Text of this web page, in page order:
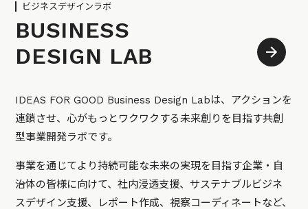
ビジネスデザインラボ
BUSINESS
DESIGN LAB
IDEAS FOR GOOD Business Design Labは、アクションを
連鎖させ、心がもっとワクワクする未来創りを目指す共創
型事業開発ラボです。
事業を通じてより持続可能な未来の実現を目指す企業・自
治体の皆様に向けて、社内浸透支援、サステナブルビジネ
スデザイン支援、レポート作成、視察コーディネートなど、